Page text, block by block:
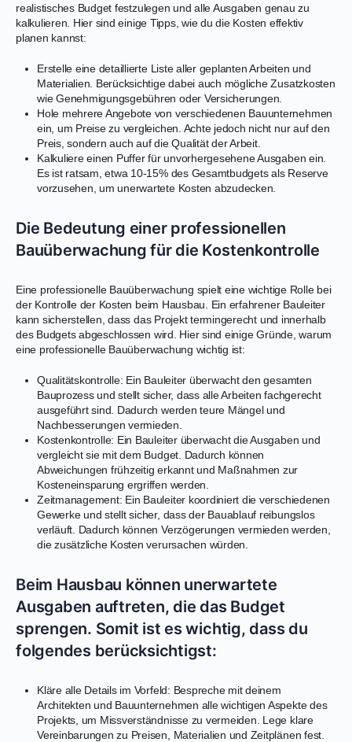
realistisches Budget festzulegen und alle Ausgaben genau zu
kalkulieren. Hier sind einige Tipps, wie du die Kosten effektiv
planen kannst:
Erstelle eine detaillierte Liste aller geplanten Arbeiten und
Materialien. Berücksichtige dabei auch mögliche Zusatzkosten
wie Genehmigungsgebühren oder Versicherungen.
Hole mehrere Angebote von verschiedenen Bauunternehmen
ein, um Preise zu vergleichen. Achte jedoch nicht nur auf den
Preis, sondern auch auf die Qualität der Arbeit.
Kalkuliere einen Puffer für unvorhergesehene Ausgaben ein.
Es ist ratsam, etwa 10-15% des Gesamtbudgets als Reserve
vorzusehen, um unerwartete Kosten abzudecken.
Die Bedeutung einer professionellen
Bauüberwachung für die Kostenkontrolle
Eine professionelle Bauüberwachung spielt eine wichtige Rolle bei
der Kontrolle der Kosten beim Hausbau. Ein erfahrener Bauleiter
kann sicherstellen, dass das Projekt termingerecht und innerhalb
des Budgets abgeschlossen wird. Hier sind einige Gründe, warum
eine professionelle Bauüberwachung wichtig ist:
Qualitätskontrolle: Ein Bauleiter überwacht den gesamten
Bauprozess und stellt sicher, dass alle Arbeiten fachgerecht
ausgeführt sind. Dadurch werden teure Mängel und
Nachbesserungen vermieden.
Kostenkontrolle: Ein Bauleiter überwacht die Ausgaben und
vergleicht sie mit dem Budget. Dadurch können
Abweichungen frühzeitig erkannt und Maßnahmen zur
Kosteneinsparung ergriffen werden.
Zeitmanagement: Ein Bauleiter koordiniert die verschiedenen
Gewerke und stellt sicher, dass der Bauablauf reibungslos
verläuft. Dadurch können Verzögerungen vermieden werden,
die zusätzliche Kosten verursachen würden.
Beim Hausbau können unerwartete
Ausgaben auftreten, die das Budget
sprengen. Somit ist es wichtig, dass du
folgendes berücksichtigst:
Kläre alle Details im Vorfeld: Bespreche mit deinem
Architekten und Bauunternehmen alle wichtigen Aspekte des
Projekts, um Missverständnisse zu vermeiden. Lege klare
Vereinbarungen zu Preisen, Materialien und Zeitplänen fest.